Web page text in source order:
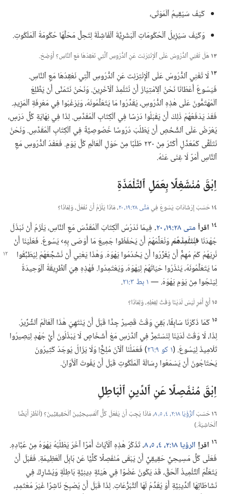
كَيْفَ سَيُقِيمُ ٱلْمَوْتَى،‏
وَكَيْفَ سَيُزِيلُ ٱلْحُكُومَاتِ ٱلْبَشَرِيَّةَ ٱلْفَاشِلَةَ لِتَحِلَّ مَحَلَّهَا حُكُومَةُ ٱلْمَلَكُوتِ.‏
١٣ هَلْ تُغْنِي ٱلدُّرُوسُ عَلَى ٱلْإِنْتِرْنِت عَنِ ٱلدُّرُوسِ ٱلَّتِي نَعْقِدُهَا مَعِ ٱلنَّاسِ؟‏ أَوْضِحْ.‏
١٣ لَا تُغْنِي ٱلدُّرُوسُ عَلَى ٱلْإِنْتِرْنِت عَنِ ٱلدُّرُوسِ ٱلَّتِي نَعْقِدُهَا مَعِ ٱلنَّاسِ.‏
فَيَسُوعُ أَعْطَانَا نَحْنُ ٱلِٱمْتِيَازَ أَنْ نُتَلْمِذَ ٱلْآخَرِينَ.‏ وَنَحْنُ نَتَمَنَّى أَنْ يَطَّلِعَ
ٱلْمُهْتَمُّونَ عَلَى هٰذِهِ ٱلدُّرُوسِ،‏ يُقَدِّرُوا مَا يَتَعَلَّمُونَهُ،‏ وَيَرْغَبُوا فِي مَعْرِفَةِ ٱلْمَزِيدِ.‏
فَقَدْ يَدْفَعُهُمْ ذٰلِكَ أَنْ يَقْبَلُوا دَرْسًا فِي ٱلْكِتَابِ ٱلْمُقَدَّسِ.‏ لِذَا فِي نِهَايَةِ كُلِّ دَرْسٍ،‏
يُعْرَضُ عَلَى ٱلشَّخْصِ أَنْ يَطْلُبَ دُرُوسًا خُصُوصِيَّةً فِي ٱلْكِتَابِ ٱلْمُقَدَّسِ.‏ وَنَحْنُ
نَتَلَقَّى كَمُعَدَّلٍ أَكْثَرَ مِنْ ٢٣٠ طَلَبًا مِنْ حَوْلِ ٱلْعَالَمِ كُلَّ يَوْمٍ.‏ فَعَقْدُ ٱلدُّرُوسِ مَعِ
ٱلنَّاسِ أَمْرٌ لَا غِنَى عَنْهُ.‏
اِبْقَ مُنْشَغِلًا بِعَمَلِ ٱلتَّلْمَذَةِ
١٤حَسَبَ إِرْشَادَاتِ يَسُوعَ فِيمَتَّى ٢٨:‏١٩،‏ ٢٠
‏،‏ مَاذَا يَلْزَمُ أَنْ نَفْعَلَ،‏ وَلِمَاذَا؟‏
١٤ اقرأ متى ٢٨:‏١٩،‏ ٢٠ ‏.‏ فِيمَا نَدْرُسُ ٱلْكِتَابَ ٱلْمُقَدَّسَ مَعِ ٱلنَّاسِ،‏ يَلْزَمُ أَنْ نَبْذُلَ
جُهْدَنَا‏‹لِنُتَلْمِذَهُمْوَنُعَلِّمَهُمْ أَنْ يَحْفَظُوا جَمِيعَ مَا أَوْصَى بِهِ› يَسُوعُ.‏ فَعَلَيْنَا أَنْ
نُرِيَهُمْ كَمْ مُهِمٌّ أَنْ يُقَرِّرُوا أَنْ يَخْدُمُوا يَهْوَهَ.‏ وَهٰذَايَعْنِي أَنْ نُشَجِّعَهُمْ لِيُطَبِّقُوا
مَا يَتَعَلَّمُونَهُ،‏ يَنْذُرُوا حَيَاتَهُمْ لِيَهْوَهَ،‏ وَيَعْتَمِدُوا.‏ فَهٰذِهِ هِيَ ٱلطَّرِيقَةُ ٱلْوَحِيدَةُ
لِيَنْجُوا مِنْ يَوْمِ يَهْوَهَ.‏ —‏١ بط ٣:‏٢١ ‏.‏
١٥أَيُّ أَمْرٍ لَيْسَ لَدَيْنَا وَقْتٌ لِفِعْلِهِ،‏ وَلِمَاذَا؟‏
١٥ كَمَا ذَكَرْنَا سَابِقًا،‏ بَقِيَ وَقْتٌ قَصِيرٌ جِدًّا قَبْلَ أَنْ يَنْتَهِيَ هٰذَا ٱلْعَالَمُ ٱلشِّرِّيرُ.‏
لِذَا،‏ لَا وَقْتَ لَدَيْنَا لِنَسْتَمِرَّ فِي ٱلدَّرْسِ مَعْ أَشْخَاصٍ لَا يَبْذُلُونَ أَيَّ جُهْدٍ لِيَصِيرُوا
تَلَامِيذَ لِيَسُوعَ.‏ (‏١ كو ٩:‏٢٦
‏)‏ فَعَمَلُنَا ٱلْآنَ مُلِحٌّ!‏ وَلَا يَزَالُ يُوجَدُ كَثِيرُونَ
يَحْتَاجُونَ أَنْ يَسْمَعُوا رِسَالَةَ ٱلْمَلَكُوتِ قَبْلَ أَنْ يَفُوتَ ٱلْأَوَانُ.‏
اِبْقَ مُنْفَصِلًا عَنِ ٱلدِّينِ ٱلْبَاطِلِ
١٦حَسَبَٱلرُّؤْيَا ١٨:‏٢،‏
‏،‏ مَاذَا يَجِبُ أَنْ يَفْعَلَ كُلُّ ٱلْمَسِيحِيِّينَ ٱلْحَقِيقِيِّينَ؟‏ (‏اُنْظُرْ أَيْضًا
ٱلْحَاشِيَةَ.‏)‏
١٦ اقرإ الرؤيا ١٨:‏٢،‏ ٤،‏ ٥،‏ ٨‏.‏تَذْكُرُ هٰذِهِ ٱلْآيَاتُ أَمْرًا آخَرَ يَطْلُبُهُ يَهْوَهُ مِنْ عُبَّادِهِ.‏
فَعَلَى كُلِّ مَسِيحِيٍّ حَقِيقِيٍّ أَنْ يَبْقَى مُنْفَصِلًا كُلِّيًّا عَنْ بَابِلَ ٱلْعَظِيمَةِ.‏ فَقَبْلَ أَنْ
يَتَعَلَّمَ ٱلتِّلْمِيذُ ٱلْحَقَّ،‏ قَدْ يَكُونُ عُضْوًا فِي هَيْئَةٍ دِينِيَّةٍ بَاطِلَةٍ وَيُشَارِكُ فِي
نَشَاطَاتِهَا ٱلدِّينِيَّةِ أَوْ يُقَدِّمُ لَهَا ٱلتَّبَرُّعَاتِ.‏ لِذَا قَبْلَ أَنْ يُصْبِحَ نَاشِرًا غَيْرَ مُعْتَمِدٍ،‏